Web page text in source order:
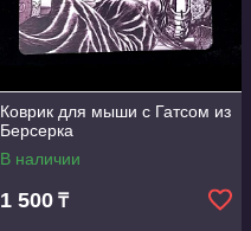
Коврик для мыши с Гатсом из
Берсерка
В наличии
1 500 ₸